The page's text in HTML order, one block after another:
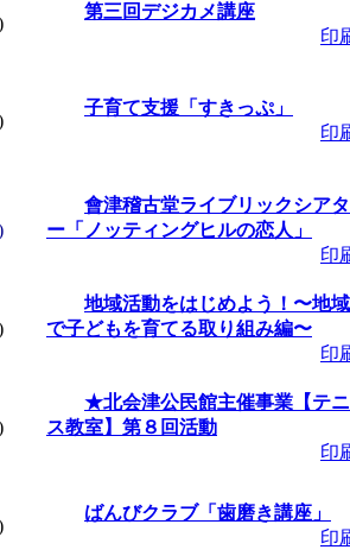
第三回デジカメ講座
印
子育て支援「すきっぷ」
印
會津稽古堂ライブリックシアタ
ー「ノッティングヒルの恋人」
印
地域活動をはじめよう！〜地域
で子どもを育てる取り組み編〜
印
★北会津公民館主催事業【テニ
ス教室】第８回活動
印
ばんびクラブ「歯磨き講座」
印